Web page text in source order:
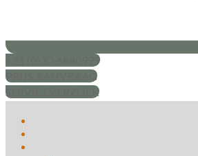
+31 (0)30-6880999
PRIJS AANVRAAG
SERVICEVERZOEK